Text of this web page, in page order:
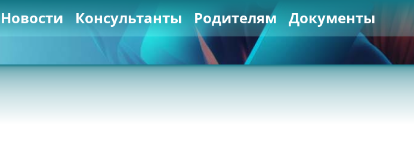
Новости Консультанты Родителям Документы